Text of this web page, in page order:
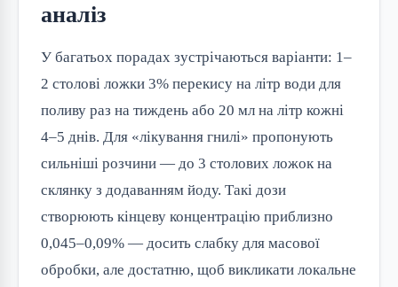
аналіз
У багатьох порадах зустрічаються варіанти: 1–
2 столові ложки 3% перекису на літр води для
поливу раз на тиждень або 20 мл на літр кожні
4–5 днів. Для «лікування гнилі» пропонують
сильніші розчини — до 3 столових ложок на
склянку з додаванням йоду. Такі дози
створюють кінцеву концентрацію приблизно
0,045–0,09% — досить слабку для масової
обробки, але достатню, щоб викликати локальне